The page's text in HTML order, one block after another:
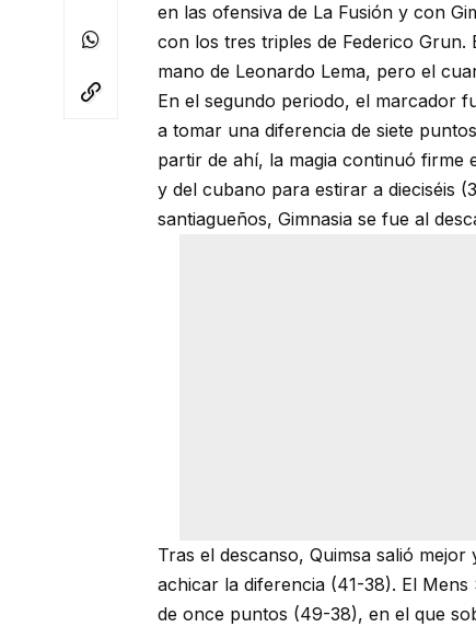
en las ofensiva de La Fusión y con
con los tres triples de Federico
mano de Leonardo Lema, pero el
En el segundo periodo, el marcador
a tomar una diferencia de siete
partir de ahí, la magia continuó
y del cubano para estirar a dieciséis
santiagueños, Gimnasia se fue al
Tras el descanso, Quimsa salió
achicar la diferencia (41-38). El
de once puntos (49-38), en el que